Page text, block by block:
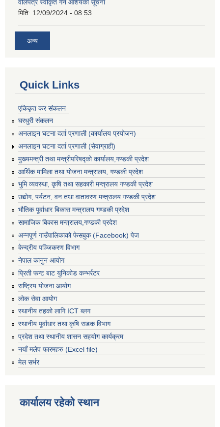
वोलपत्र स्वीकृत गर्ने आशयको सूचना
मिति: 12/09/2024 - 08:53
अन्य
Quick Links
एकिकृत कर संकलन
घरधुरी संकलन
अनलाइन घटना दर्ता प्रणाली (कार्यालय प्रयोजन)
अनलाइन घटना दर्ता प्रणाली (सेवाग्राही)
मुख्यमन्त्री तथा मन्त्रीपरिषद्को कार्यालय,गण्डकी प्रदेश
आर्थिक मामिला तथा योजना मन्त्रालय, गण्डकी प्रदेश
भुमि व्यवस्था, कृषि तथा सहकारी मन्त्रालय गण्डकी प्रदेश
उद्योग, पर्यटन, वन तथा वातावरण मन्त्रालय गण्डकी प्रदेश
भौतिक पूर्वाधार बिकास मन्त्रालय गण्डकी प्रदेश
सामाजिक बिकास मन्त्रालय,गण्डकी प्रदेश
अन्नपूर्ण गाउँपालिकाको फेसबुक (Facebook) पेज
केन्द्रीय पञ्जिकरण विभाग
नेपाल कानुन आयोग
प्रिती फन्ट बाट युनिकोड कन्भर्रटर
राष्ट्रिय योजना आयोग
लोक सेवा आयोग
स्थानीय तहको लागि ICT ब्लग
स्थानीय पूर्वाधार तथा कृषि सडक विभाग
प्रदेश तथा स्थानीय शासन सहयोग कार्यक्रम
नयाँ मलेप फारमहरु (Excel file)
मेल सर्भर
कार्यालय रहेको स्थान